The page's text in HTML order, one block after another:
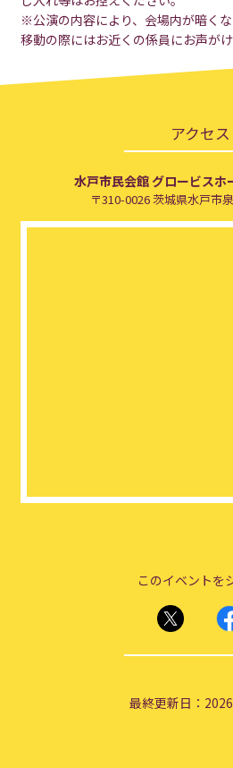
※公演の内容により、会場内が暗く
移動の際にはお近くの係員にお声がけ
アクセス
水戸市民会館 グロービスホ
〒310-0026 茨城県水戸市
このイベントを
最終更新日：